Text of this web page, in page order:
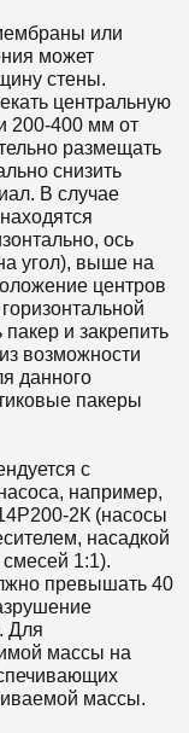
или
может
стены.
центральную
200-400 мм от
размещать
снизить
В случае
ось
угол), выше на
центров
и закрепить
возможности
данного
пакеры
с
например,
2К (насосы
насадкой
1:1).
превышать 40
Для
массы на
массы.